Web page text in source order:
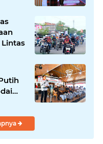
Lintas